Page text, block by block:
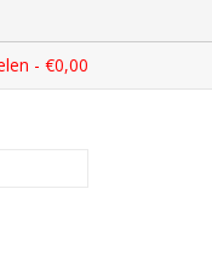
- €0,00